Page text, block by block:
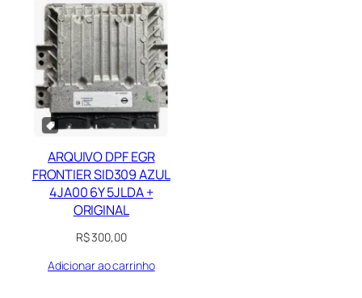
ARQUIVO DPF EGR
FRONTIER SID309 AZUL
4JA00 6Y 5JLDA +
ORIGINAL
R$300,00
Adicionar ao carrinho